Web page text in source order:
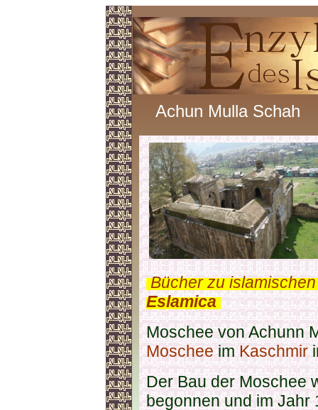
Achun Mulla Schah
.Bücher zu
Eslamica.
Moschee von Achunn
MoscheeimKaschmir
Der Bau der Moschee
begonnen und im Jahr